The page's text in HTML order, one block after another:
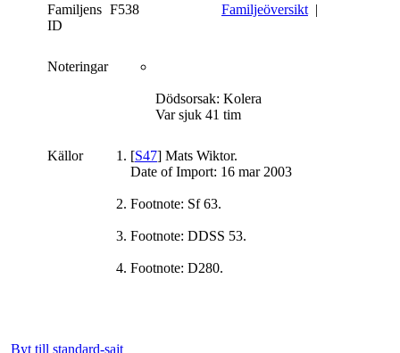
Familjens
ID
F538 Familjeöversikt |
Noteringar
Dödsorsak: Kolera
Var sjuk 41 tim
Källor [S47] Mats Wiktor.
Date of Import: 16 mar 2003
Footnote: Sf 63.
Footnote: DDSS 53.
Footnote: D280.
Byt till standard-sajt